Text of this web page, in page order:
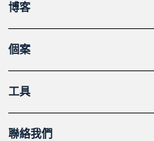
博客
個案
工具
聯絡我們